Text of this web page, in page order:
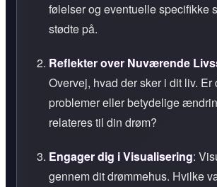
følelser og eventuelle specifikke
stødte på.
Reflekter over Nuværende
Overvej, hvad der sker i dit liv. Er
problemer eller betydelige
relateres til din drøm?
Engager dig i Visualisering:
gennem dit drømmehus. Hvilke